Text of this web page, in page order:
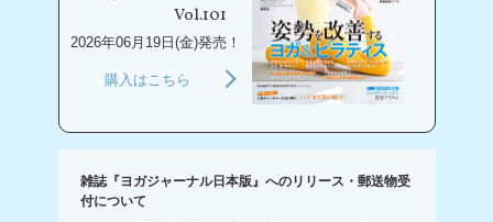
Vol.101
2026年06月19日(金)発売！
購入はこちら
雑誌『ヨガジャーナル日本版』へのリリース・郵送物受
付について